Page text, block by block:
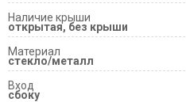
Наличие крыши
открытая, без крыши
Материал
стекло/металл
Вход
сбоку